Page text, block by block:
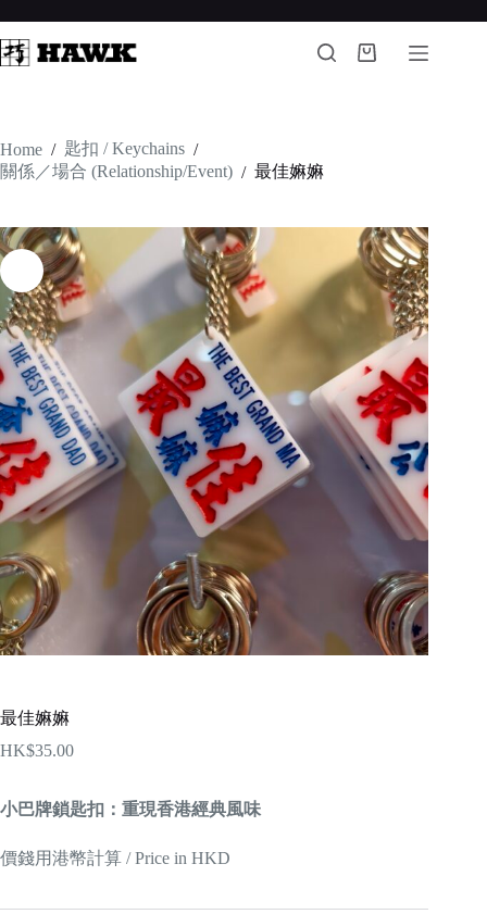
to
content
Shopping
Home / 匙扣 / Keychains /
關係／場合 (Relationship/Event) / 最佳嫲嫲
最佳嫲嫲
HK$35.00
小巴牌鎖匙扣：重現香港經典風味
價錢用港幣計算 / Price in HKD